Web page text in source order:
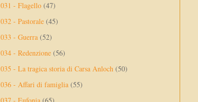
031 - Flagello (47)
032 - Pastorale (45)
033 - Guerra (52)
034 - Redenzione (56)
035 - La tragica storia di Carsa Anloch (50)
036 - Affari di famiglia (55)